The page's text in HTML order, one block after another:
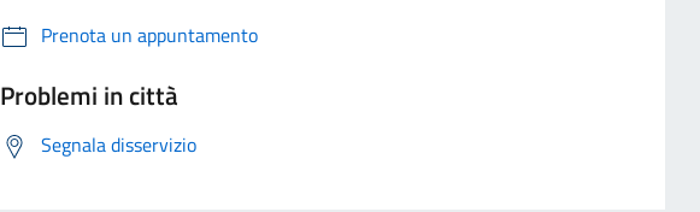
Prenota un appuntamento
Problemi in città
Segnala disservizio